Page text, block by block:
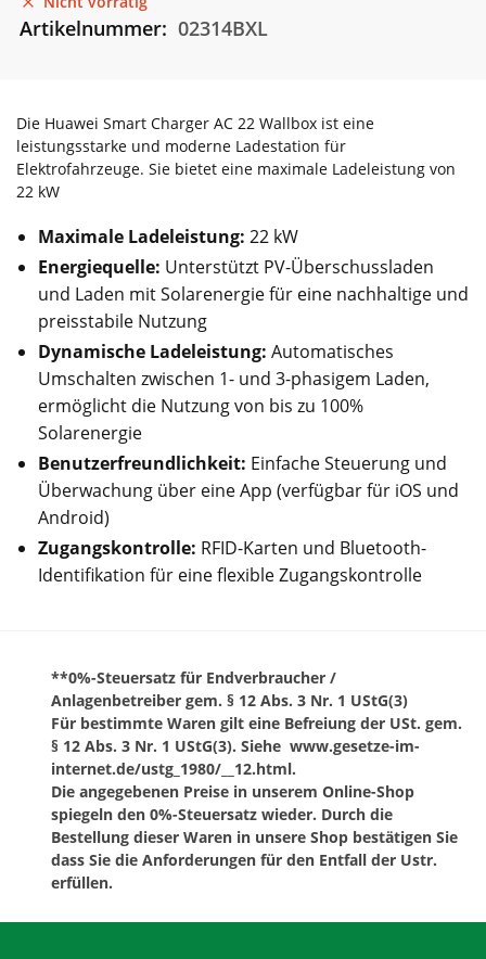
Artikelnummer: 02314BXL
Die Huawei Smart Charger AC 22 Wallbox ist eine
leistungsstarke und moderne Ladestation für
Elektrofahrzeuge. Sie bietet eine maximale Ladeleistung von
22 kW
Maximale Ladeleistung: 22 kW
Energiequelle: Unterstützt PV-Überschussladen
und Laden mit Solarenergie für eine nachhaltige und
preisstabile Nutzung
Dynamische Ladeleistung: Automatisches
Umschalten zwischen 1- und 3-phasigem Laden,
ermöglicht die Nutzung von bis zu 100%
Solarenergie
Benutzerfreundlichkeit: Einfache Steuerung und
Überwachung über eine App (verfügbar für iOS und
Android)
Zugangskontrolle: RFID-Karten und Bluetooth-
Identifikation für eine flexible Zugangskontrolle
**0%-Steuersatz für Endverbraucher /
Anlagenbetreiber gem. § 12 Abs. 3 Nr. 1 UStG(3)
Für bestimmte Waren gilt eine Befreiung der USt. gem.
§ 12 Abs. 3 Nr. 1 UStG(3). Siehe www.gesetze-im-
internet.de/ustg_1980/__12.html.
Die angegebenen Preise in unserem Online-Shop
spiegeln den 0%-Steuersatz wieder. Durch die
Bestellung dieser Waren in unsere Shop bestätigen Sie
dass Sie die Anforderungen für den Entfall der Ustr.
erfüllen.